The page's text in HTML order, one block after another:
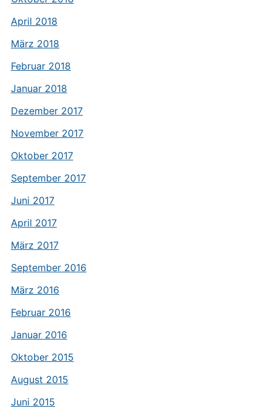
April 2018
März 2018
Februar 2018
Januar 2018
Dezember 2017
November 2017
Oktober 2017
September 2017
Juni 2017
April 2017
März 2017
September 2016
März 2016
Februar 2016
Januar 2016
Oktober 2015
August 2015
Juni 2015